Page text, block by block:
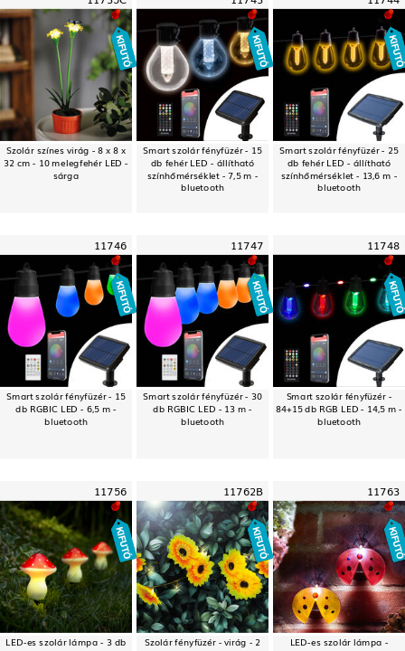
Szolár színes virág - 8 x 8 x
32 cm - 10 melegfehér LED -
sárga
Smart szolár fényfüzér - 15
db fehér LED - állítható
színhőmérséklet - 7,5 m -
bluetooth
Smart szolár fényfüzér - 25
db fehér LED - állítható
színhőmérséklet - 13,6 m -
bluetooth
11746
Smart szolár fényfüzér - 15
db RGBIC LED - 6,5 m -
bluetooth
11747
Smart szolár fényfüzér - 30
db RGBIC LED - 13 m -
bluetooth
11748
Smart szolár fényfüzér -
84+15 db RGB LED - 14,5 m -
bluetooth
11756
LED-es szolár lámpa - 3 db
11762B
Szolár fényfüzér - virág - 2
11763
LED-es szolár lámpa -